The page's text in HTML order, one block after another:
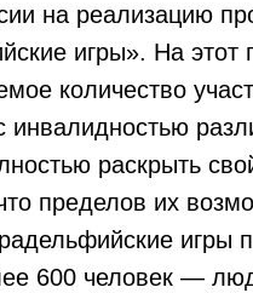
на реализацию
игры». На этот
количество
раскрыть
пределов их
игры
600 человек —